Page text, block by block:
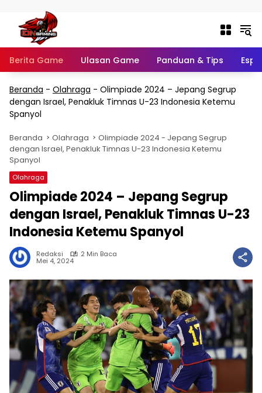
Berita Game Ulasan Game Panduan & Tips
Beranda - Olahraga - Olimpiade 2024 – Jepang Segrup
dengan Israel, Penakluk Timnas U-23 Indonesia Ketemu
Spanyol
Beranda Olahraga
Olimpiade 2024 - Jepang Segrup
dengan Israel, Penakluk Timnas U-23 Indonesia Ketemu
Spanyol
Olahraga
Olimpiade 2024 – Jepang Segrup
dengan Israel, Penakluk Timnas U-23
Indonesia Ketemu Spanyol
Redaksi 2 Min Baca
Mei 4, 2024